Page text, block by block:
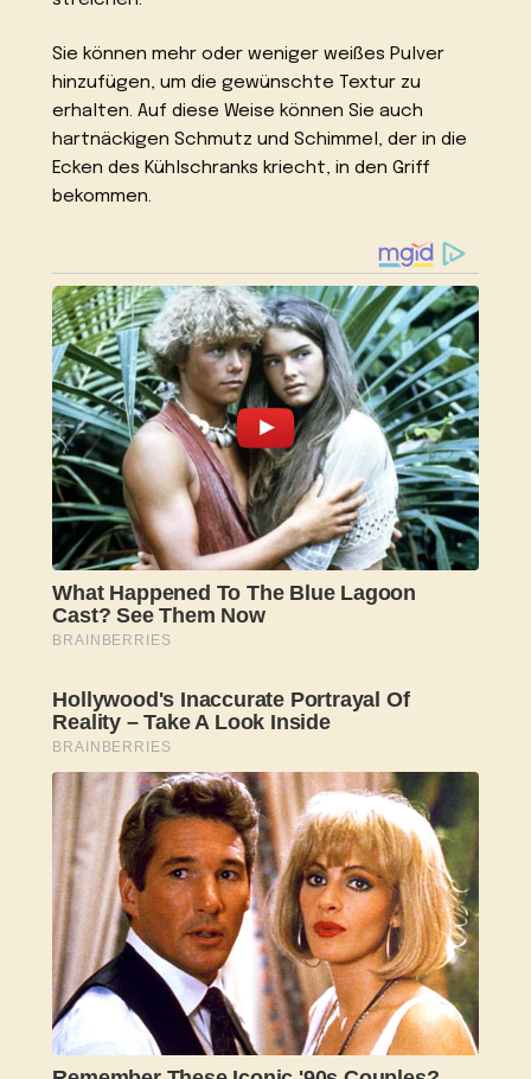
Sie können mehr oder weniger weißes Pulver
hinzufügen, um die gewünschte Textur zu
erhalten. Auf diese Weise können Sie auch
hartnäckigen Schmutz und Schimmel, der in die
Ecken des Kühlschranks kriecht, in den Griff
bekommen.